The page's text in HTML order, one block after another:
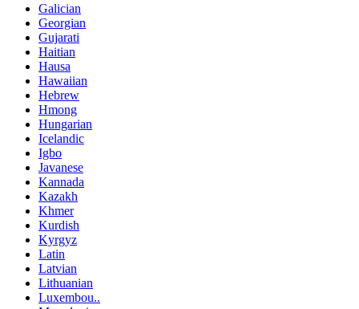
Galician
Georgian
Gujarati
Haitian
Hausa
Hawaiian
Hebrew
Hmong
Hungarian
Icelandic
Igbo
Javanese
Kannada
Kazakh
Khmer
Kurdish
Kyrgyz
Latin
Latvian
Lithuanian
Luxembou..